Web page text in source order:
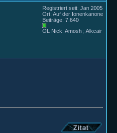
Registriert seit: Jan 2005
Ort: Auf der Ionenkanone
Beiträge: 7.640
OL Nick: Amosh ; Alkcair